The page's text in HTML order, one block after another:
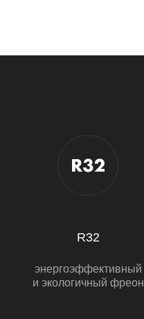
R32
энергоэффективный
и экологичный фреон